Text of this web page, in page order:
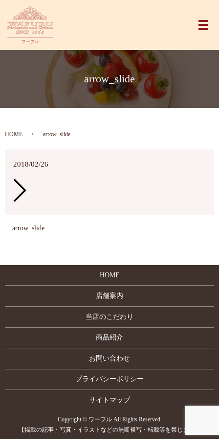
メ
arrow_slide
HOME arrow_slide
2018/02/26
arrow_slide
HOME
店舗案内
当店のこだわり
商品紹介
お問い合わせ
プライバシーポリシー
サイトマップ
Copyright © ワーフル All Rights Reserved.
【掲載の記事・写真・イラストなどの無断複写・転載等を禁じます】